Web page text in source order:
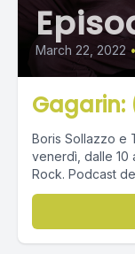
March 22, 2022 •
Boris Sollazzo e
venerdì, dalle 10
Rock. Podcast